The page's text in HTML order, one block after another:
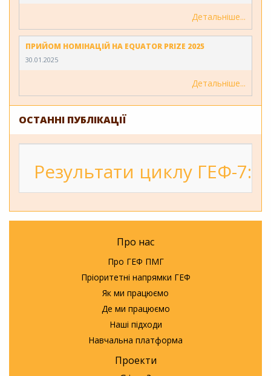
Детальніше
ПРИЙОМ НОМІНАЦІЙ НА EQUATOR PRIZE 2025
30.01.2025
Детальніше
ОСТАННІ ПУБЛІКАЦІЇ
Результати циклу ГЕФ-7:
Про нас
Про ГЕФ ПМГ
Пріоритетні напрямки ГЕФ
Як ми працюємо
Де ми працюємо
Наші підходи
Навчальна платформа
Проекти